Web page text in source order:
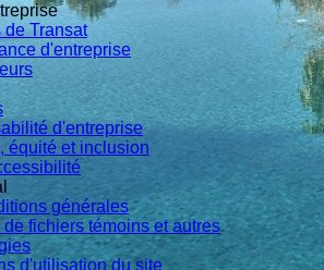
de Transat
d'entreprise
d'entreprise
équité et inclusion
générales
de fichiers témoins et autres
d'utilisation du site